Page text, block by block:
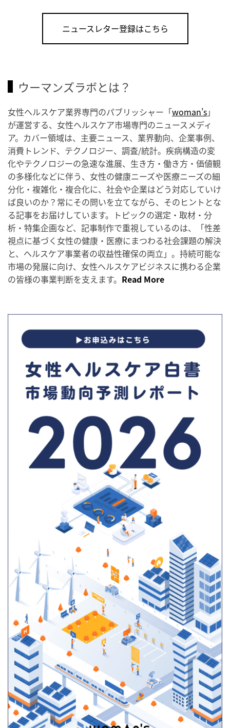
ニュースレター登録はこちら
ウーマンズラボとは？
女性ヘルスケア業界専門のパブリッシャー「woman’s」
が運営する、女性ヘルスケア市場専門のニュースメディ
ア。カバー領域は、主要ニュース、業界動向、企業事例、
消費トレンド、テクノロジー、調査/統計。疾病構造の変
化やテクノロジーの急速な進展、生き方・働き方・価値観
の多様化などに伴う、女性の健康ニーズや医療ニーズの細
分化・複雑化・複合化に、社会や企業はどう対応していけ
ば良いのか？常にその問いを立てながら、そのヒントとな
る記事をお届けしています。トピックの選定・取材・分
析・特集企画など、記事制作で重視しているのは、「性差
視点に基づく女性の健康・医療にまつわる社会課題の解決
と、ヘルスケア事業者の収益性確保の両立」。持続可能な
市場の発展に向け、女性ヘルスケアビジネスに携わる企業
の皆様の事業判断を支えます。 Read More